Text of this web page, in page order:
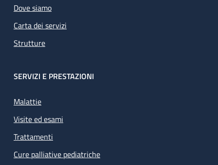
Dove siamo
Carta dei servizi
Strutture
SERVIZI E PRESTAZIONI
Malattie
Visite ed esami
Trattamenti
Cure palliative pediatriche